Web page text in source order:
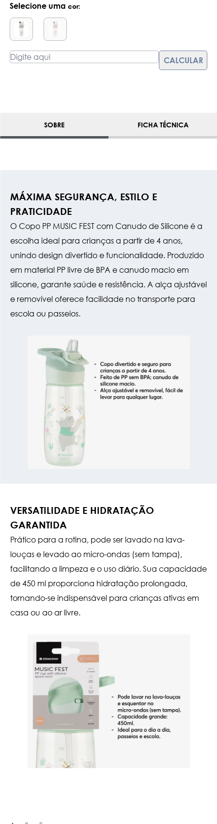
Selecione uma cor:
SOBRE FICHA TÉCNICA
MÁXIMA SEGURANÇA, ESTILO E
PRATICIDADE
O Copo PP MUSIC FEST com Canudo de Silicone é a
escolha ideal para crianças a partir de 4 anos,
unindo design divertido e funcionalidade. Produzido
em material PP livre de BPA e canudo macio em
silicone, garante saúde e resistência. A alça ajustável
e removível oferece facilidade no transporte para
escola ou passeios.
VERSATILIDADE E HIDRATAÇÃO
GARANTIDA
Prático para a rotina, pode ser lavado na lava-
louças e levado ao micro-ondas (sem tampa),
facilitando a limpeza e o uso diário. Sua capacidade
de 450 ml proporciona hidratação prolongada,
tornando-se indispensável para crianças ativas em
casa ou ao ar livre.